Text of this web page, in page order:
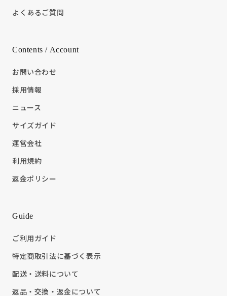
よくあるご質問
Contents / Account
お問い合わせ
採用情報
ニュース
サイズガイド
運営会社
利用規約
返金ポリシー
Guide
ご利用ガイド
特定商取引法に基づく表示
配送・送料について
返品・交換・返金について